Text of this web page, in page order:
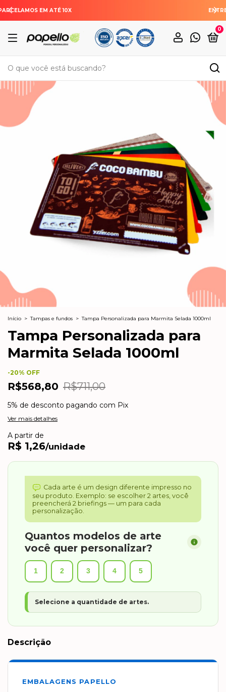
ENTREGAMOS PARA TODO O BRASIL
0
Início > Tampas e fundos > Tampa Personalizada para Marmita Selada 1000ml
Tampa Personalizada para
Marmita Selada 1000ml
-20% OFF
R$568,80 R$711,00
5% de desconto pagando com Pix
Ver mais detalhes
A partir de
R$ 1,26/unidade
Cada arte é um design diferente impresso no
seu produto. Exemplo: se escolher 2 artes, você
preencherá 2 briefings — um para cada
personalização.
Quantos modelos de arte
você quer personalizar?
1 2 3 4 5
Selecione a quantidade de artes.
Descrição
EMBALAGENS PAPELLO